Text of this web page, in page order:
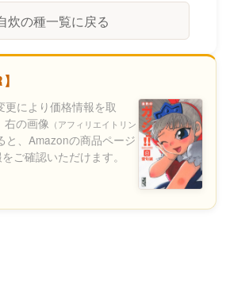
炊の種一覧に戻る
により価格情報を取
右の画像 （アフィリエイトリン
と、Amazonの商品ページ
ご確認いただけます。